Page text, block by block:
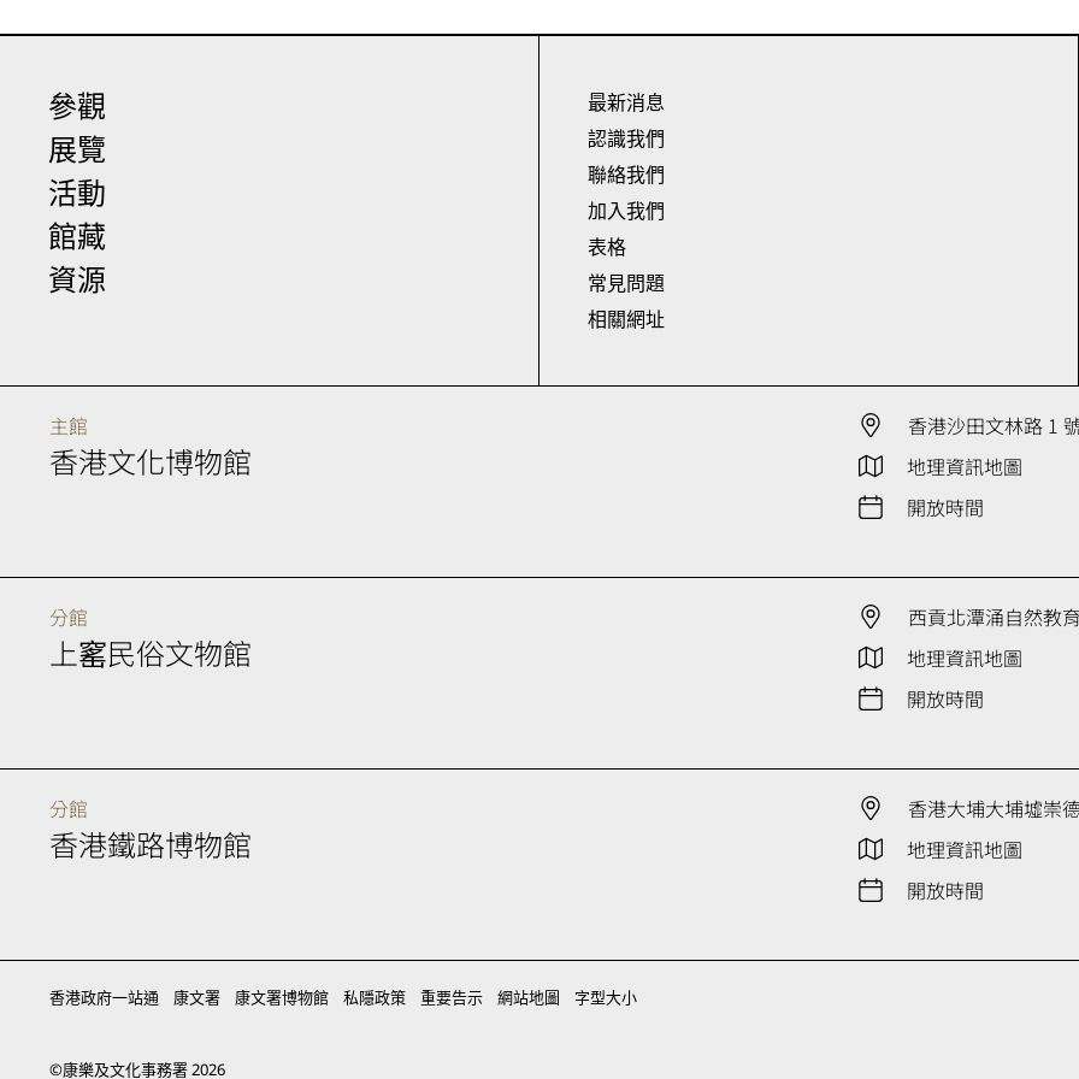
參觀
展覽
活動
館藏
資源
最新消息
認識我們
聯絡我們
加入我們
表格
常見問題
相關網址
主館
香港文化博物館
香港沙田文林路 1
地理資訊地圖
開放時間
分館
上窰民俗文物館
西貢北潭涌自然教
地理資訊地圖
開放時間
分館
香港鐵路博物館
香港大埔大埔墟崇
地理資訊地圖
開放時間
香港政府一站通 康文署 康文署博物館 私隱政策 重要告示 網站地圖 字型大小
©康樂及文化事務署2026